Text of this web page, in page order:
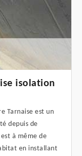
isolation
Tarnaise est un
depuis de
à même de
en installant